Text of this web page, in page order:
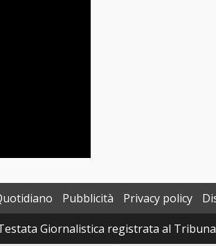
Pubblicità Privacy policy
Giornalistica registrata al